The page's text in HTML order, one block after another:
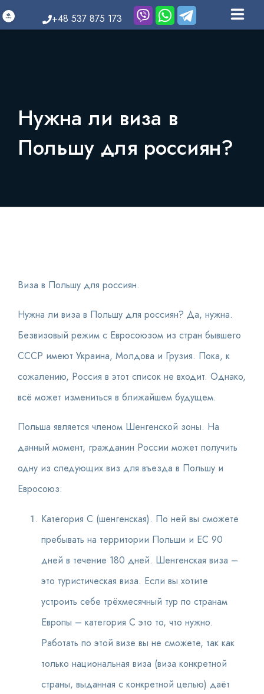
+48 537 875 173
ПАРТНЁРСКАЯ ПРОГРАММА
Нужна ли виза в
Польшу для россиян?
Виза в Польшу для россиян.
Нужна ли виза в Польшу для россиян? Да, нужна.
Безвизовый режим с Евросоюзом из стран бывшего
СССР имеют Украина, Молдова и Грузия. Пока, к
сожалению, Россия в этот список не входит. Однако,
всё может измениться в ближайшем будущем.
Польша является членом Шенгенской зоны. На
данный момент, гражданин России может получить
одну из следующих виз для въезда в Польшу и
Евросоюз:
Категория С (шенгенская). По ней вы сможете
пребывать на территории Польши и ЕС 90
дней в течение 180 дней. Шенгенская виза –
это туристическая виза. Если вы хотите
устроить себе трёхмесячный тур по странам
Европы – категория С это то, что нужно.
Работать по этой визе вы не сможете, так как
только национальная виза (виза конкретной
страны, выданная с конкретной целью) даёт